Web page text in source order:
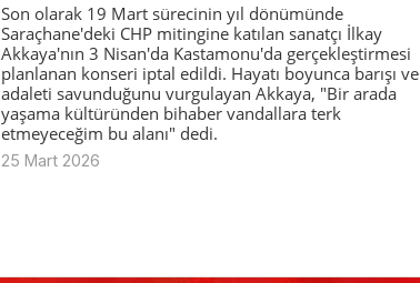
Son olarak 19 Mart sürecinin yıl dönümünde
Saraçhane'deki CHP mitingine katılan sanatçı İlkay
Akkaya'nın 3 Nisan'da Kastamonu'da gerçekleştirmesi
planlanan konseri iptal edildi. Hayatı boyunca barışı ve
adaleti savunduğunu vurgulayan Akkaya, "Bir arada
yaşama kültüründen bihaber vandallara terk
etmeyeceğim bu alanı" dedi.
25 Mart 2026